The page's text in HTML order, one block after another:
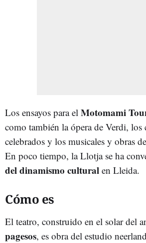
Los ensayos para el Motomami
como también la ópera de Verdi, los
celebrados y los musicales y obras
En poco tiempo, la Llotja se ha
del dinamismo cultural en Lleida.
Cómo es
El teatro, construido en el solar del
pagesos, es obra del estudio